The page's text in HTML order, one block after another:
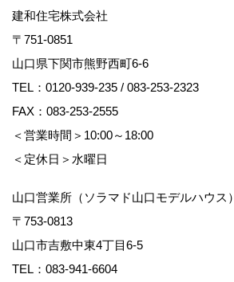
建和住宅株式会社
〒751-0851
山口県下関市熊野西町6-6
TEL： 0120-939-235 / 083-253-2323
FAX：083-253-2555
＜営業時間＞10:00～18:00
＜定休日＞水曜日
山口営業所（ソラマド山口モデルハウス）
〒753-0813
山口市吉敷中東4丁目6-5
TEL： 083-941-6604